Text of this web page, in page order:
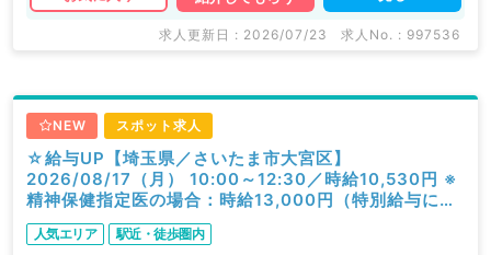
求人更新日 : 2026/07/23 求人No. : 997536
NEW スポット求人
☆給与UP【埼玉県／さいたま市大宮区】
2026/08/17（月） 10:00～12:30／時給10,530円 ※
精神保健指定医の場合：時給13,000円（特別給与につ
き歩合無し）／一般外来／精神科
人気エリア 駅近・徒歩圏内